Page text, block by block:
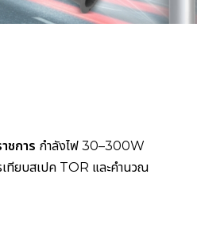
ชการ กำลังไฟ 30–300W
ยบสเปค TOR และคำนวณ